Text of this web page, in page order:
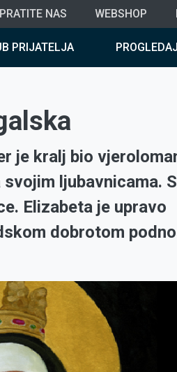
PRATITE NAS WEBSHOP
PRIJATELJA
je kralj bio
ljubavnicama.
Elizabeta je upravo
dobrotom